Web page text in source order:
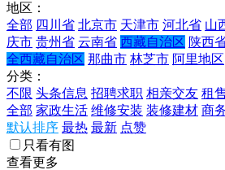
地区：
全部 四川省 北京市 天津市 河北省 山
庆市 贵州省 云南省 西藏自治区 陕西
全西藏自治区 那曲市 林芝市 阿里地区
分类：
不限 头条信息 招聘求职 相亲交友 租
全部 家政生活 维修安装 装修建材 商
默认排序 最热 最新 点赞
只看有图
查看更多